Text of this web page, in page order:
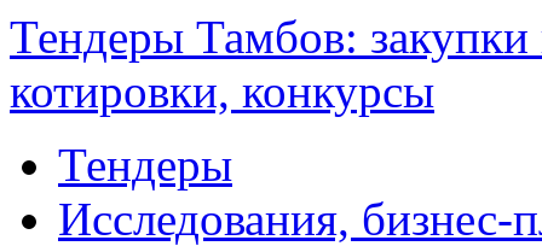
Тендеры Тамбов:
котировки, конкурсы
Тендеры
Исследования, бизнес-